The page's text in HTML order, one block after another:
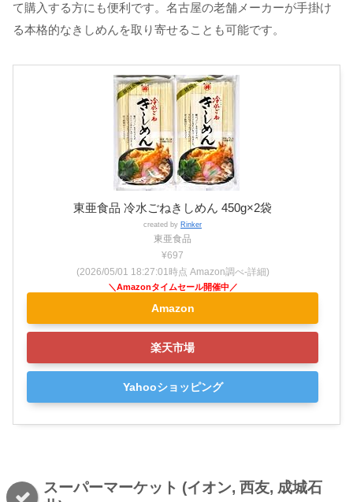
て購入する方にも便利です。名古屋の老舗メーカーが手掛け
る本格的なきしめんを取り寄せることも可能です。
東亜食品 冷水ごねきしめん 450g×2袋
created by Rinker
東亜食品
¥697
(2026/05/01 18:27:01時点 Amazon調べ-詳細)
Amazon
楽天市場
Yahooショッピング
スーパーマーケット (イオン, 西友, 成城石